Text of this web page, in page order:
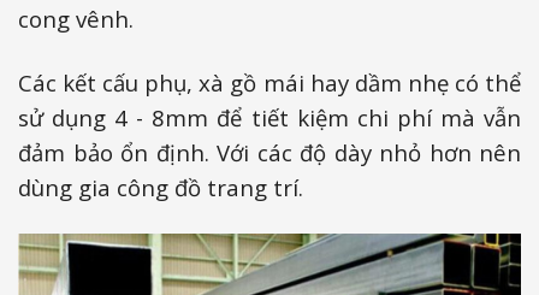
cong vênh.
Các kết cấu phụ, xà gồ mái hay dầm nhẹ có thể
sử dụng 4 - 8mm để tiết kiệm chi phí mà vẫn
đảm bảo ổn định. Với các độ dày nhỏ hơn nên
dùng gia công đồ trang trí.